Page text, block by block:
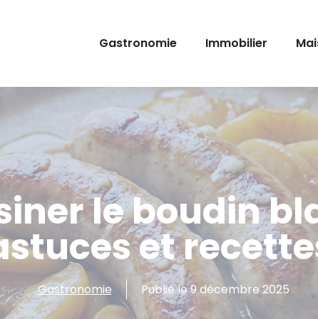
Gastronomie Immobilier
le boudin
et
Gastronomie Publié le9 décembre 2025